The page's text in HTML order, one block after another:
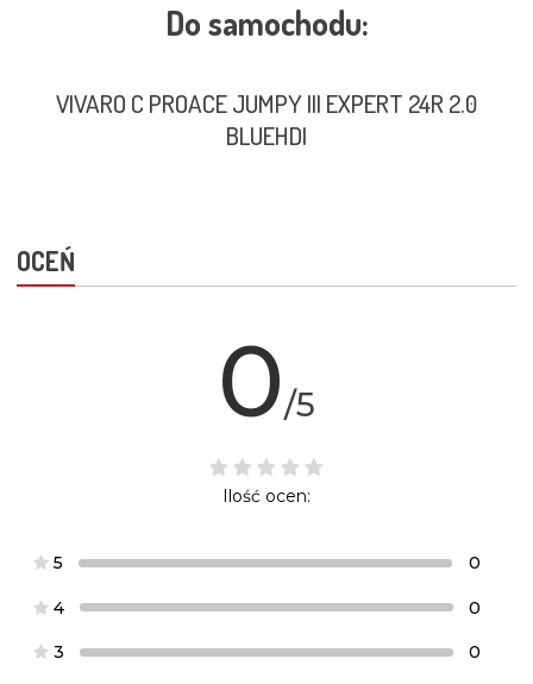
Do samochodu:
VIVARO C PROACE JUMPY III EXPERT 24R 2.0
BLUEHDI
OCEŃ
0/5
Ilość ocen:
5 0
4 0
3 0